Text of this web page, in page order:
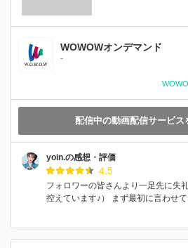
WOWOWオンデマンド
-
配信中の動画配信サービス
yoin.の感想・評価
4.5
フォロワーの皆さんより一足先に失
控えています♪） まず最初に言わせ